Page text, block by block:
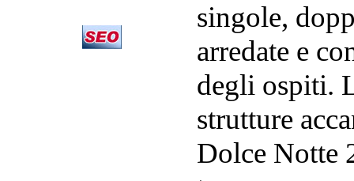
singole,
arredate e
degli ospiti.
strutture
Dolce Notte